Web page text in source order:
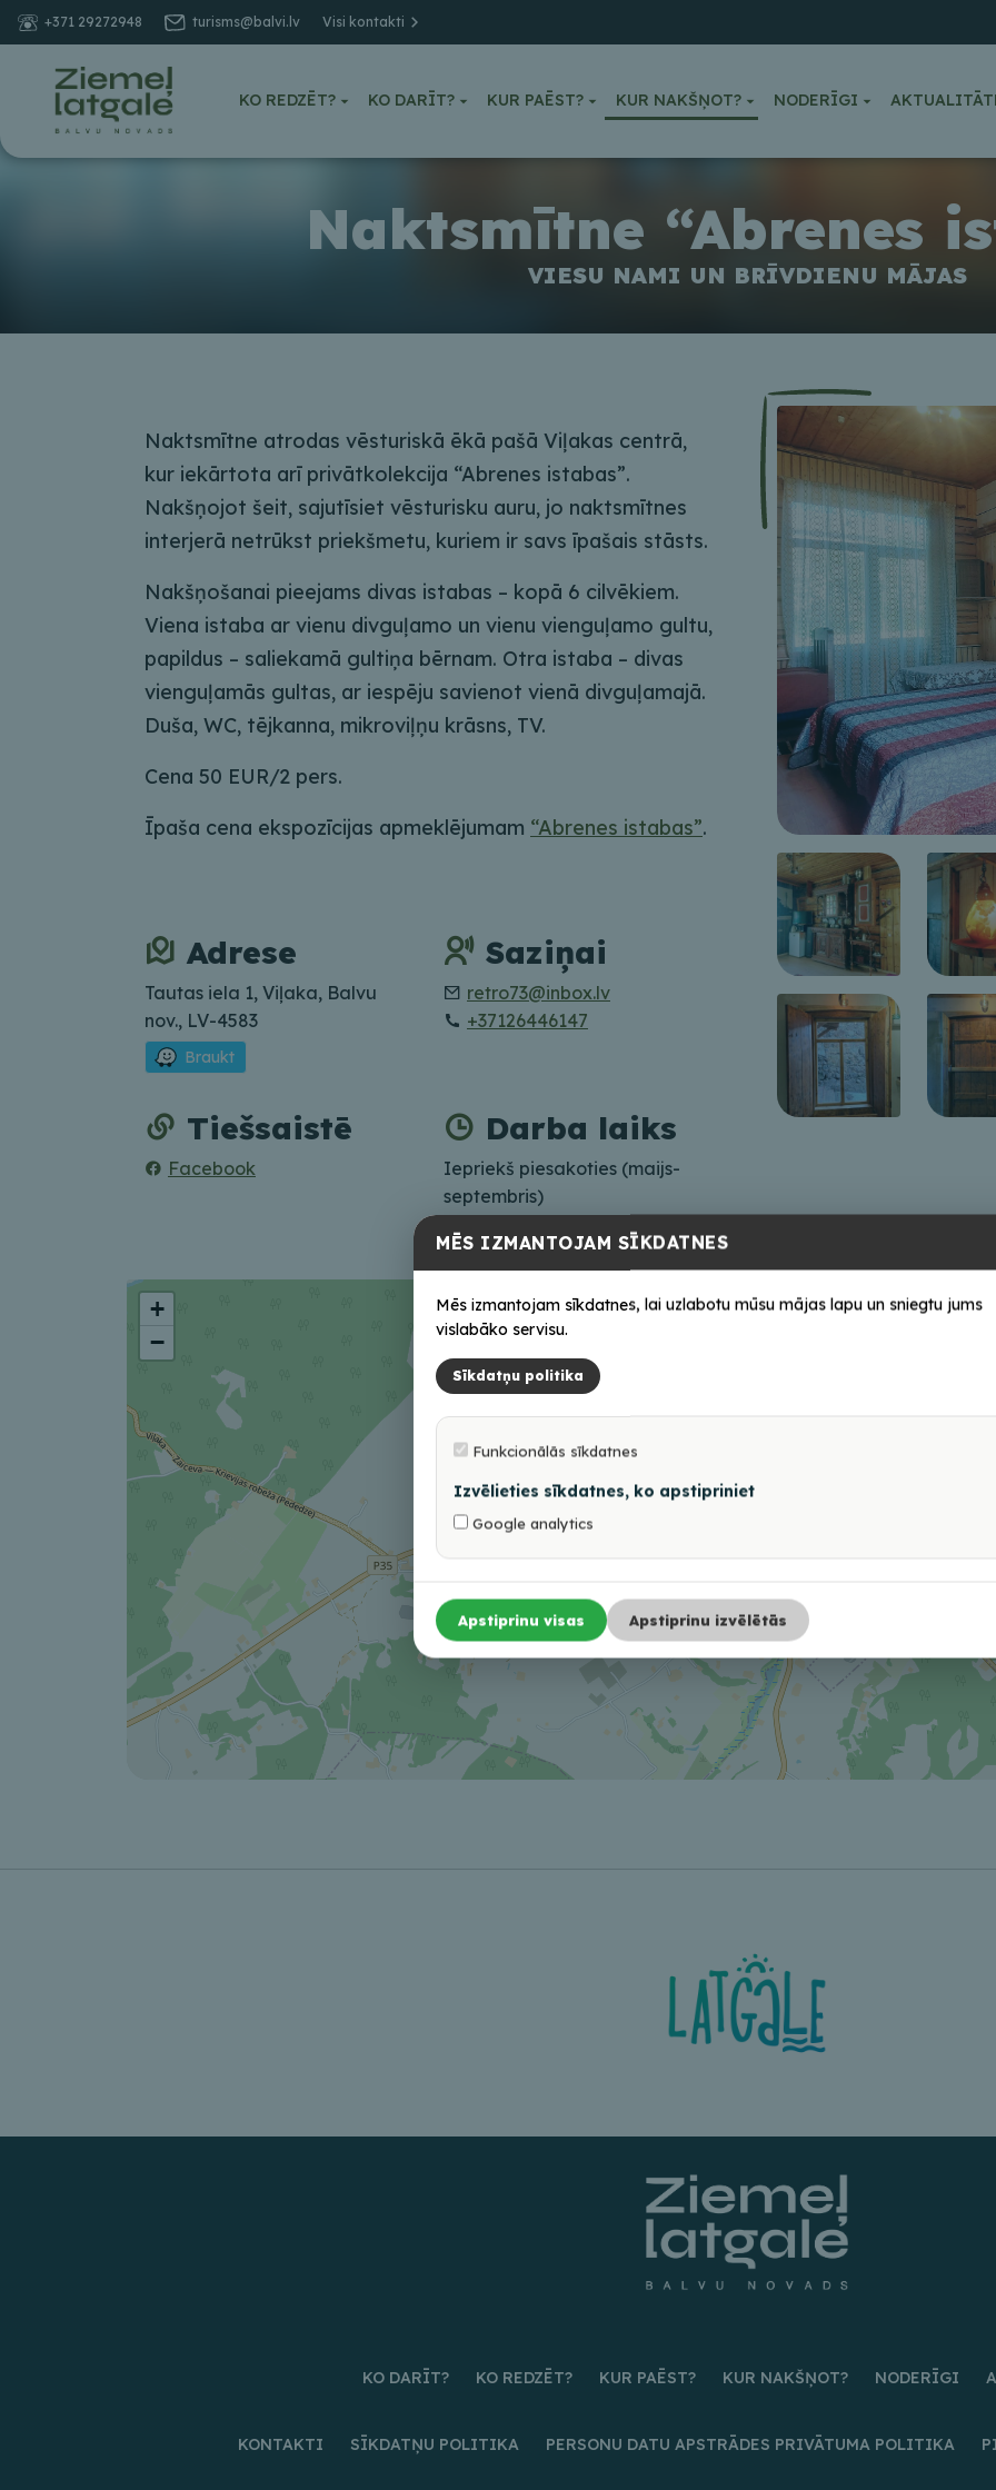
+371 29272948 turisms@balvi.lv Visi kontakti
KO REDZĒT? KO DARĪT? KUR PAĒST? KUR NAKŠŅOT? NODERĪGI
Naktsmītne “Abrenes
VIESU NAMI UN BRĪVDIENU MĀJAS
Naktsmītne atrodas vēsturiskā ēkā pašā Viļakas centrā,
kur iekārtota arī privātkolekcija “Abrenes istabas”.
Nakšņojot šeit, sajutīsiet vēsturisku auru, jo naktsmītnes
interjerā netrūkst priekšmetu, kuriem ir savs īpašais stāsts.
Nakšņošanai pieejams divas istabas – kopā 6 cilvēkiem.
Viena istaba ar vienu divguļamo un vienu vienguļamo gultu,
papildus – saliekamā gultiņa bērnam. Otra istaba – divas
vienguļamās gultas, ar iespēju savienot vienā divguļamajā.
Duša, WC, tējkanna, mikroviļņu krāsns, TV.
Cena 50 EUR/2 pers.
Īpaša cena ekspozīcijas apmeklējumam “Abrenes istabas”.
Adrese
Tautas iela 1, Viļaka, Balvu
nov., LV-4583
Braukt
Saziņai
retro73@inbox.lv
+37126446147
Tiešsaistē
Facebook
Darba laiks
Iepriekš piesakoties (maijs-
septembris)
+
−
KO DARĪT? KO REDZĒT? KUR PAĒST? KUR NAKŠŅOT? NODERĪGI
KONTAKTI SĪKDATŅU POLITIKA PERSONU DATU APSTRĀDES PRIVĀTUMA POLITIKA
MĒS IZMANTOJAM SĪKDATNES
Mēs izmantojam sīkdatnes, lai uzlabotu mūsu mājas lapu un sniegtu jums
vislabāko servisu.
Sīkdatņu politika
Funkcionālās sīkdatnes
Izvēlieties sīkdatnes, ko apstipriniet
Google analytics
Apstiprinu visas Apstiprinu izvēlētās